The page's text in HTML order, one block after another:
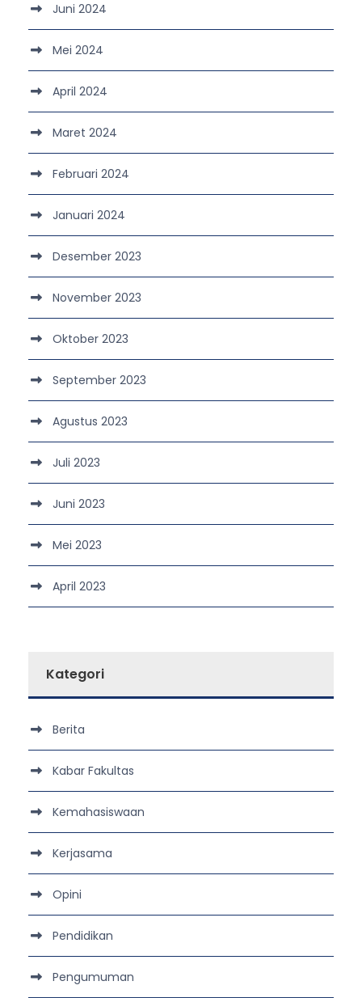
Juni 2024
Mei 2024
April 2024
Maret 2024
Februari 2024
Januari 2024
Desember 2023
November 2023
Oktober 2023
September 2023
Agustus 2023
Juli 2023
Juni 2023
Mei 2023
April 2023
Kategori
Berita
Kabar Fakultas
Kemahasiswaan
Kerjasama
Opini
Pendidikan
Pengumuman